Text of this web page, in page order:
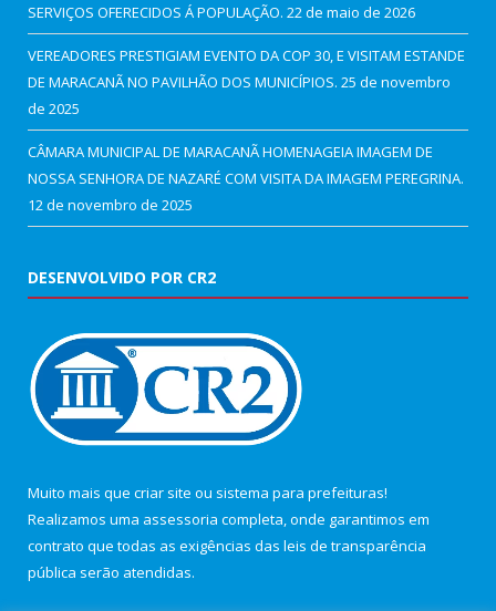
SERVIÇOS OFERECIDOS Á POPULAÇÃO. 22 de maio de 2026
VEREADORES PRESTIGIAM EVENTO DA COP 30, E VISITAM ESTANDE
DE MARACANÃ NO PAVILHÃO DOS MUNICÍPIOS. 25 de novembro
de 2025
CÂMARA MUNICIPAL DE MARACANÃ HOMENAGEIA IMAGEM DE
NOSSA SENHORA DE NAZARÉ COM VISITA DA IMAGEM PEREGRINA.
12 de novembro de 2025
DESENVOLVIDO POR CR2
Muito mais que criar site ou sistema para prefeituras!
Realizamos uma assessoria completa, onde garantimos em
contrato que todas as exigências das leis de transparência
pública serão atendidas.